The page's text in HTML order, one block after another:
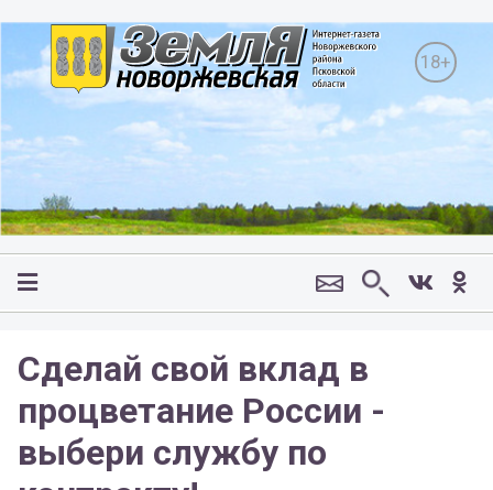
18+
Сделай свой вклад в
процветание России -
выбери службу по